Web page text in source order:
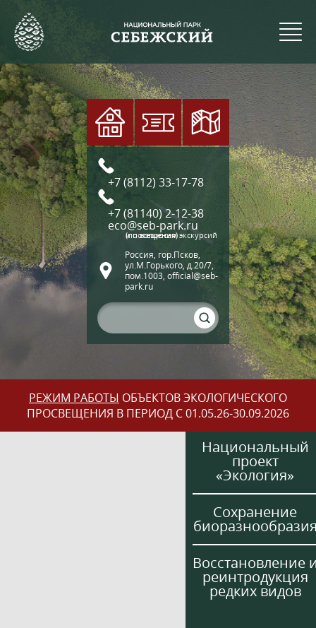
+7 (8112) 33-17-78
+7 (81140) 2-12-38
eco@seb-park.ru
(по вопросам экскурсий и посещения)
Россия, гор.Псков,
ул.М.Горького, д.20/7,
пом.1003, official@seb-
park.ru
РЕЖИМ РАБОТЫ ОБЪЕКТОВ ЭКОЛОГИЧЕСКОГО
ПРОСВЕЩЕНИЯ В ПЕРИОД С 01.05.26-30.09.2026
Национальный
проект
«Экология»
Сохранение
Восстановление
реинтродукция
редких видов